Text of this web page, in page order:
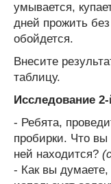
умывается,
дней прожить
обойдется.
Внесите
таблицу.
Исследование
- Ребята,
пробирки. Что вы
ней находится?
- Как вы думаете,